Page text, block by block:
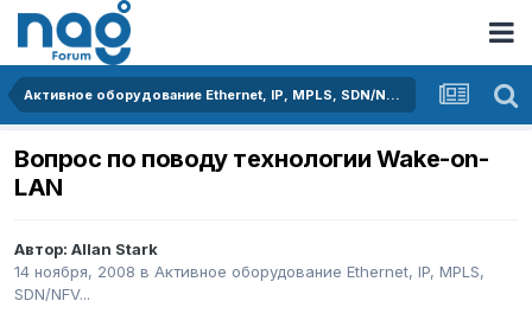
Активное оборудование Ethernet, IP, MPLS, SDN/NFV...
Вопрос по поводу технологии Wake-on-
LAN
Автор: Allan Stark
14 ноября, 2008 в Активное оборудование Ethernet, IP, MPLS,
SDN/NFV...